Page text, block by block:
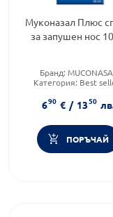
Муконазал Плюс
за запушен нос
Бранд:
Категория: Best
690 € / 1350
ПОРЪЧАЙ